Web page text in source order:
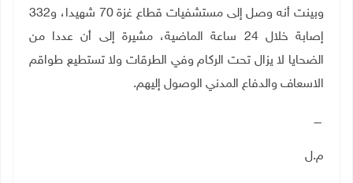
وبينت أنه وصل إلى مستشفيات قطاع غزة 70 شهيدا، و332
إصابة خلال 24 ساعة الماضية، مشيرة إلى أن عددا من
الضحايا لا يزال تحت الركام وفي الطرقات ولا تستطيع طواقم
الاسعاف والدفاع المدني الوصول إليهم.
ــــ
م.ل